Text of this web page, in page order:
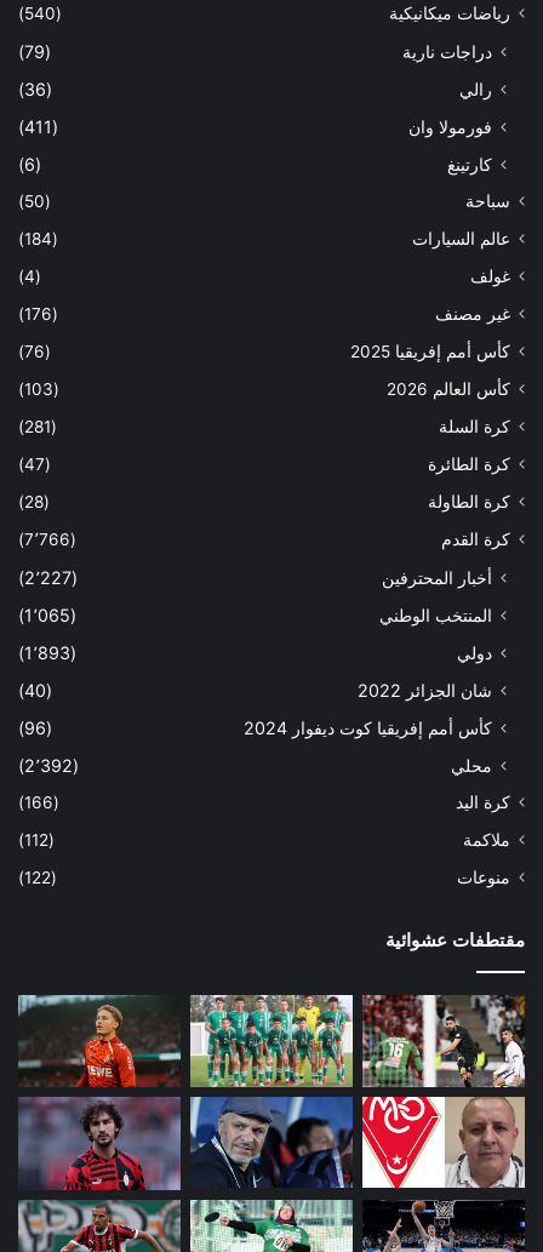
رياضات ميكانيكية
(540)
دراجات نارية
(79)
رالي
(36)
فورمولا وان
(411)
كارتينغ
(6)
سباحة
(50)
عالم السيارات
(184)
غولف
(4)
غير مصنف
(176)
كأس أمم إفريقيا 2025
(76)
كأس العالم 2026
(103)
كرة السلة
(281)
كرة الطائرة
(47)
كرة الطاولة
(28)
كرة القدم
(7٬766)
أخبار المحترفين
(2٬227)
المنتخب الوطني
(1٬065)
دولي
(1٬893)
شان الجزائر 2022
(40)
كأس أمم إفريقيا كوت ديفوار 2024
(96)
محلي
(2٬392)
كرة اليد
(166)
ملاكمة
(112)
منوعات
(122)
مقتطفات عشوائية